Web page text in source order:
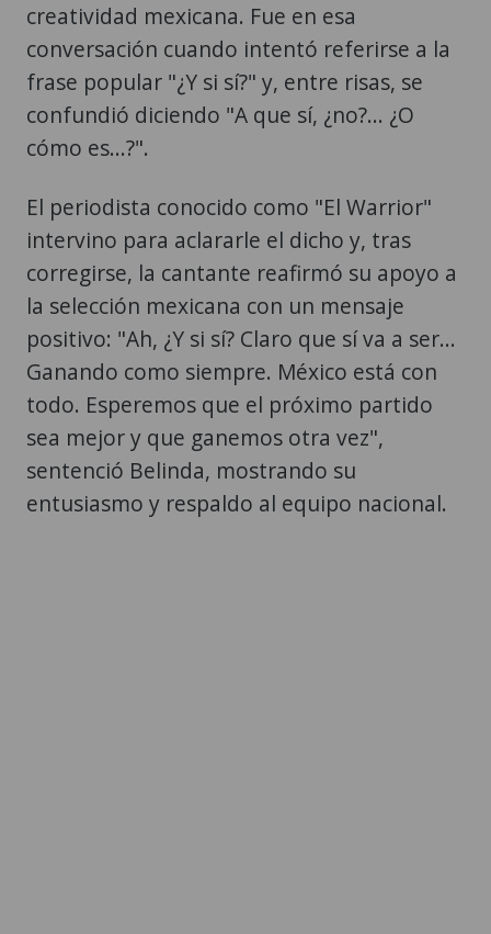
creatividad mexicana. Fue en esa
conversación cuando intentó referirse a la
frase popular "¿Y si sí?" y, entre risas, se
confundió diciendo "A que sí, ¿no?... ¿O
cómo es...?".
El periodista conocido como "El Warrior"
intervino para aclararle el dicho y, tras
corregirse, la cantante reafirmó su apoyo a
la selección mexicana con un mensaje
positivo: "Ah, ¿Y si sí? Claro que sí va a ser...
Ganando como siempre. México está con
todo. Esperemos que el próximo partido
sea mejor y que ganemos otra vez",
sentenció Belinda, mostrando su
entusiasmo y respaldo al equipo nacional.